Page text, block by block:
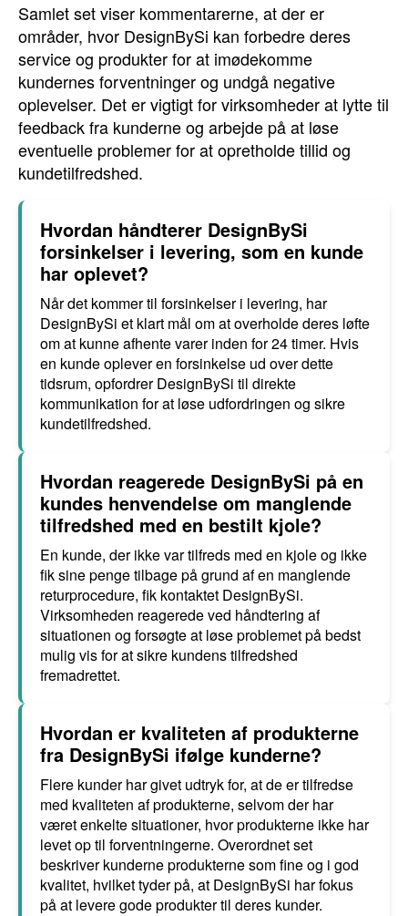
Samlet set viser kommentarerne, at der er
områder, hvor DesignBySi kan forbedre deres
service og produkter for at imødekomme
kundernes forventninger og undgå negative
oplevelser. Det er vigtigt for virksomheder at lytte til
feedback fra kunderne og arbejde på at løse
eventuelle problemer for at opretholde tillid og
kundetilfredshed.
Hvordan håndterer DesignBySi
forsinkelser i levering, som en kunde
har oplevet?
Når det kommer til forsinkelser i levering, har
DesignBySi et klart mål om at overholde deres løfte
om at kunne afhente varer inden for 24 timer. Hvis
en kunde oplever en forsinkelse ud over dette
tidsrum, opfordrer DesignBySi til direkte
kommunikation for at løse udfordringen og sikre
kundetilfredshed.
Hvordan reagerede DesignBySi på en
kundes henvendelse om manglende
tilfredshed med en bestilt kjole?
En kunde, der ikke var tilfreds med en kjole og ikke
fik sine penge tilbage på grund af en manglende
returprocedure, fik kontaktet DesignBySi.
Virksomheden reagerede ved håndtering af
situationen og forsøgte at løse problemet på bedst
mulig vis for at sikre kundens tilfredshed
fremadrettet.
Hvordan er kvaliteten af produkterne
fra DesignBySi ifølge kunderne?
Flere kunder har givet udtryk for, at de er tilfredse
med kvaliteten af produkterne, selvom der har
været enkelte situationer, hvor produkterne ikke har
levet op til forventningerne. Overordnet set
beskriver kunderne produkterne som fine og i god
kvalitet, hvilket tyder på, at DesignBySi har fokus
på at levere gode produkter til deres kunder.